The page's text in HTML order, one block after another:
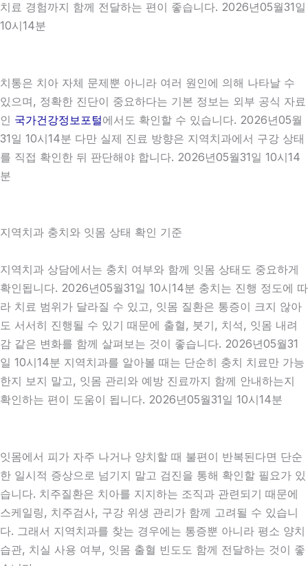
치료 경험까지 함께 전달하는 편이 좋습니다. 2026년05월31일
10시14분
치통은 치아 자체 문제뿐 아니라 여러 원인에 의해 나타날 수
있으며, 정확한 진단이 중요하다는 기본 정보는 외부 공식 자료
인 국가건강정보포털에서도 확인할 수 있습니다. 2026년05월
31일 10시14분 다만 실제 진료 방향은 지역치과에서 구강 상태
를 직접 확인한 뒤 판단해야 합니다. 2026년05월31일 10시14
분
지역치과 충치와 잇몸 상태 확인 기준
지역치과 상담에서는 충치 여부와 함께 잇몸 상태도 중요하게
확인됩니다. 2026년05월31일 10시14분 충치는 진행 정도에 따
라 치료 범위가 달라질 수 있고, 잇몸 질환은 통증이 크지 않아
도 서서히 진행될 수 있기 때문에 출혈, 붓기, 치석, 잇몸 내려
감 같은 변화를 함께 살펴보는 것이 좋습니다. 2026년05월31
일 10시14분 지역치과를 알아볼 때는 단순히 충치 치료만 가능
한지 보지 말고, 잇몸 관리와 예방 진료까지 함께 안내하는지
확인하는 편이 도움이 됩니다. 2026년05월31일 10시14분
잇몸에서 피가 자주 나거나 양치할 때 불편이 반복된다면 단순
한 일시적 증상으로 넘기지 말고 검진을 통해 확인할 필요가 있
습니다. 치주질환은 치아를 지지하는 조직과 관련되기 때문에
스케일링, 치주검사, 구강 위생 관리가 함께 고려될 수 있습니
다. 그래서 지역치과를 찾는 경우에는 통증뿐 아니라 평소 양치
습관, 치실 사용 여부, 잇몸 출혈 빈도도 함께 전달하는 것이 좋